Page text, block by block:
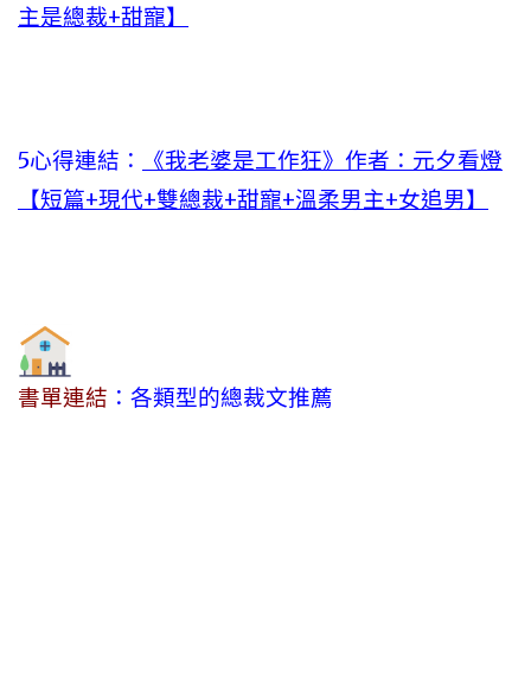
主是總裁+甜寵】
5心得連結：
《我老婆是工作狂》作者：元夕看燈
【短篇+現代+雙總裁+甜寵+溫柔男主+女追男】
書單連結 ：各類型的總裁文推薦